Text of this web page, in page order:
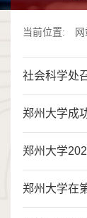
当前位置:
社会科学处